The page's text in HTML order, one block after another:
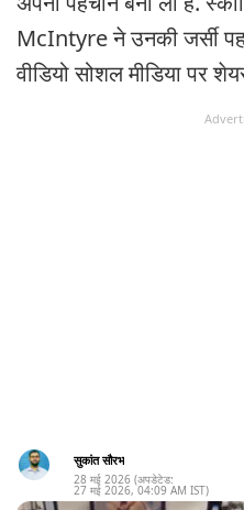
McIntyre ने उनकी जर्सी
वीडियो सोशल मीडिया पर
सुकांत सौरभ
28 मई 2026 (अपडेटेड:
27 मई 2026, 04:09 AM IST)